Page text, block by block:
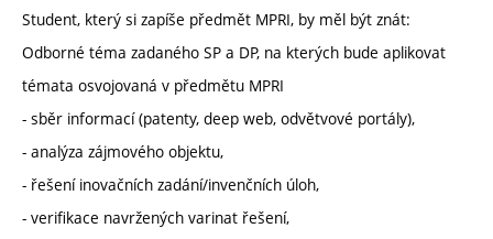
Student, který si zapíše předmět MPRI, by měl být znát:
Odborné téma zadaného SP a DP, na kterých bude aplikovat
témata osvojovaná v předmětu MPRI
- sběr informací (patenty, deep web, odvětvové portály),
- analýza zájmového objektu,
- řešení inovačních zadání/invenčních úloh,
- verifikace navržených varinat řešení,